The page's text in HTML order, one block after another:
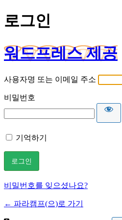
로그인
워드프레스 제공
사용자명 또는 이메일 주소
비밀번호
기억하기
비밀번호를 잊으셨나요?
← 파라캠프(으)로 가기